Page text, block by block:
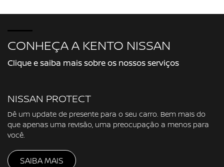
CONHEÇA A KENTO NISSAN
Clique e saiba mais sobre os nossos serviços
NISSAN PROTECT
Dê um update de presente para o seu carro. Bem mais do
que apenas uma revisão, uma preocupação a menos para
você.
SAIBA MAIS